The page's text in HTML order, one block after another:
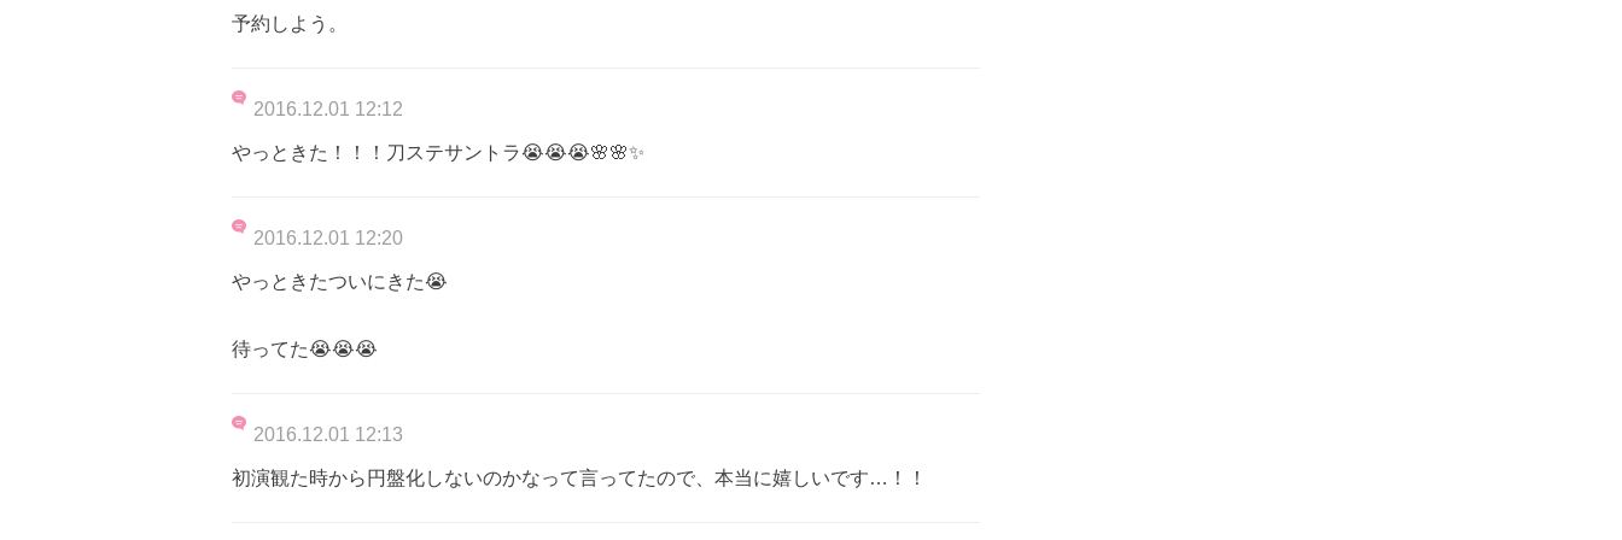
予約しよう。
2016.12.01 12:12
やっときた！！！刀ステサントラ😭😭😭🌸🌸✨
2016.12.01 12:20
やっときたついにきた😭
待ってた😭😭😭
2016.12.01 12:13
初演観た時から円盤化しないのかなって言ってたので、本当に嬉しいです…！！